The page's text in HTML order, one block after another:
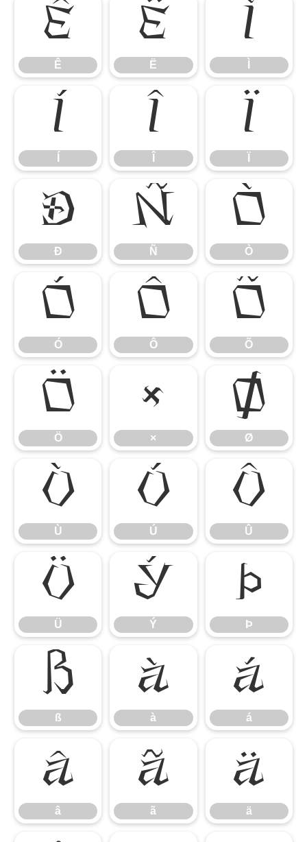
Ê
Ê
Ë
Ë
Ì
Í Î Ï
Ð
Ð
Ñ
Ñ
Ò
Ò
Ó
Ó
Ô
Ô
Õ
Õ
Ö
Ö
×
×
Ø
Ø
Ù
Ù
Ú
Ú
Û
Û
Ü
Ü
Ý
Ý
Þ
Þ
ß
ß
à
à
á
á
â
â
ã
ã
ä
ä